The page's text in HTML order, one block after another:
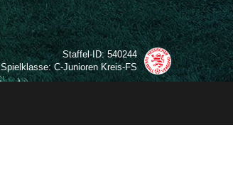
Staffel-ID: 540244
Spielklasse: C-Junioren Kreis-FS